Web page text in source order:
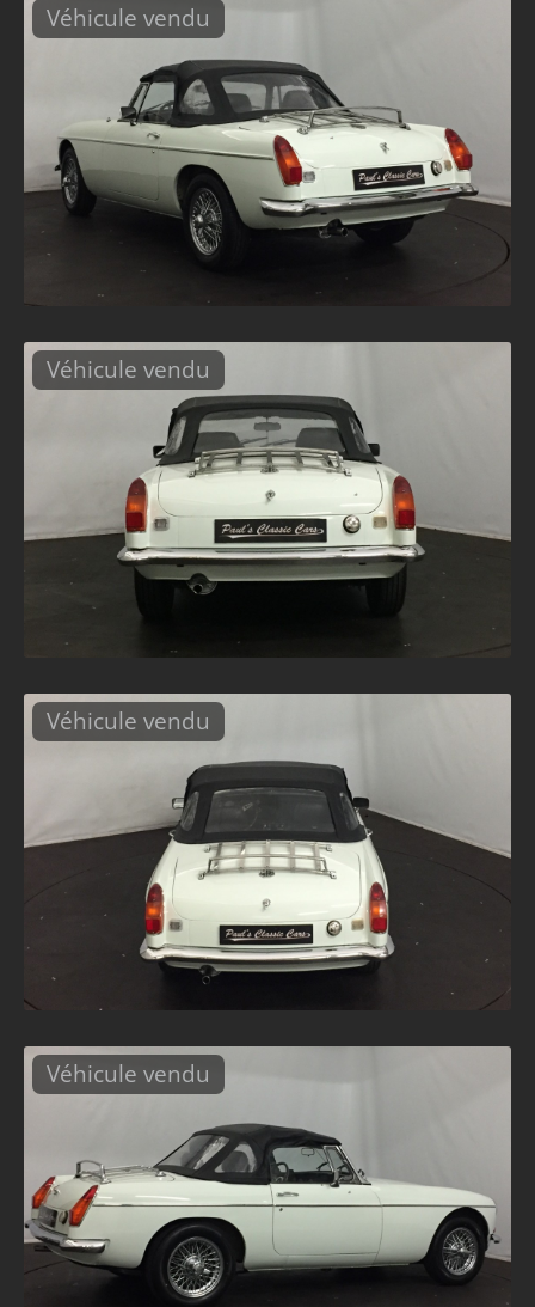
Véhicule vendu
Véhicule vendu
Véhicule vendu
Véhicule vendu